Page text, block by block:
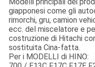
Modelli principali dei
giapponesi come gli
rimorchi, gru, camion
ecc. del miscelatore e
costruzione di Hitachi
sostituita Cina-fatta.
Per i MODELLI di HINO: